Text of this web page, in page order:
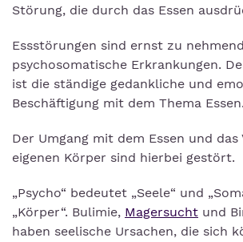
Störung, die durch das Essen
Essstörungen sind ernst zu
psychosomatische Erkrankungen.
ist die ständige gedankliche und
Beschäftigung mit dem Thema Essen.
Der Umgang mit dem Essen und
eigenen Körper sind hierbei gestört.
„Psycho“ bedeutet „Seele“ und
„Körper“. Bulimie, Magersucht und
haben seelische Ursachen, die sich